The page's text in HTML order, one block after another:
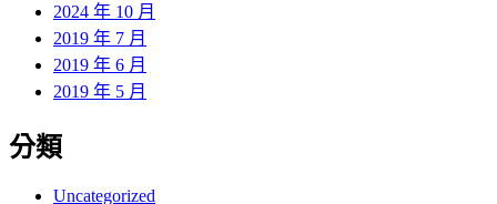
2024 年 10 月
2019 年 7 月
2019 年 6 月
2019 年 5 月
分類
Uncategorized